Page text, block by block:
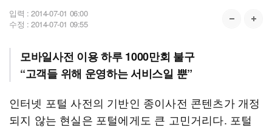
입력 : 2014-07-01 06:00
수정 : 2014-07-01 09:55
모바일사전 이용 하루 1000만회 불구
“고객들 위해 운영하는 서비스일 뿐”
인터넷 포털 사전의 기반인 종이사전 콘텐츠가 개정
되지 않는 현실은 포털에게도 큰 고민거리다. 포털